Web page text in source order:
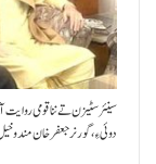
سینئر سٹیزن تے ننا قومی
دوئی ءِ،گورنر جعفرخان